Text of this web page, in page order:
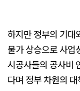
하지만 정부의 기대
물가 상승으로 사업
시공사들의 공사비
다며 정부 차원의